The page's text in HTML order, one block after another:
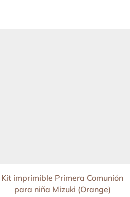
Kit imprimible Primera Comunión
para niña Mizuki (Orange)